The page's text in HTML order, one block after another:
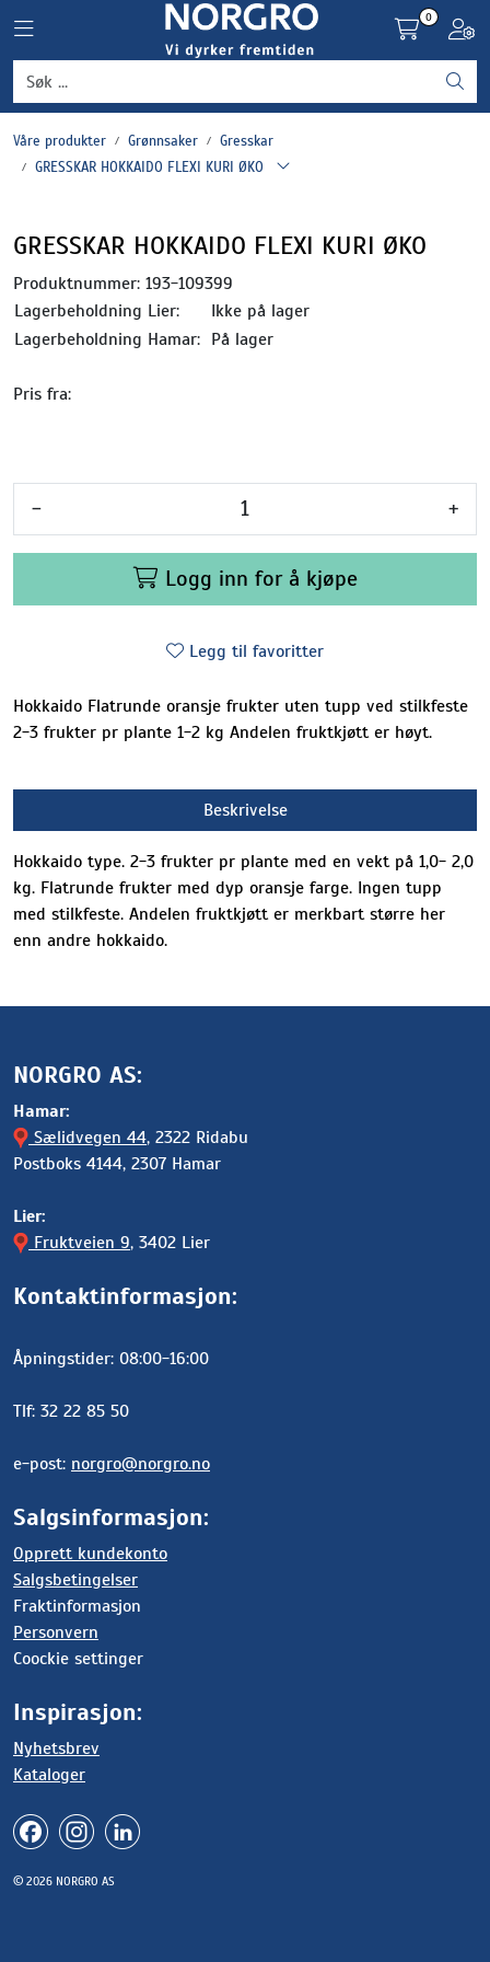
Toggle navigation
0
Våre produkter Grønnsaker
Gresskar
GRESSKAR HOKKAIDO FLEXI KURI ØKO
GRESSKAR HOKKAIDO FLEXI KURI ØKO
Produktnummer: 193-109399
Lagerbeholdning Lier:
Ikke på lager
Lagerbeholdning Hamar: På lager
Pris fra:
- +
Logg inn for å kjøpe
Legg til favoritter
Hokkaido Flatrunde oransje frukter uten tupp ved stilkfeste
2-3 frukter pr plante 1-2 kg Andelen fruktkjøtt er høyt.
Beskrivelse
Hokkaido type. 2-3 frukter pr plante med en vekt på 1,0- 2,0
kg. Flatrunde frukter med dyp oransje farge. Ingen tupp
med stilkfeste. Andelen fruktkjøtt er merkbart større her
enn andre hokkaido.
NORGRO AS:
Hamar:
Sælidvegen 44, 2322 Ridabu
Postboks 4144, 2307 Hamar
Lier:
Fruktveien 9, 3402 Lier
Kontaktinformasjon:
Åpningstider: 08:00-16:00
Tlf: 32 22 85 50
e-post: norgro@norgro.no
Salgsinformasjon:
Opprett kundekonto
Salgsbetingelser
Fraktinformasjon
Personvern
Coockie settinger
Inspirasjon:
Nyhetsbrev
Kataloger
© 2026 NORGRO AS
Grønnsaker
Settepotet og setteløk
Plantevern og nyttedyr
Blomster, potter og brett
Driftsmidler